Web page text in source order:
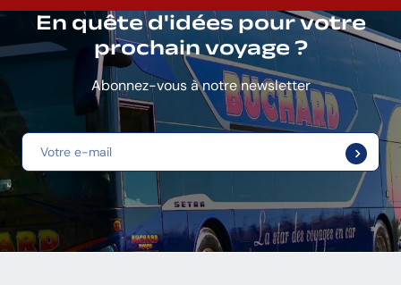
En quête d'idées pour votre
prochain voyage ?
Abonnez-vous à notre newsletter